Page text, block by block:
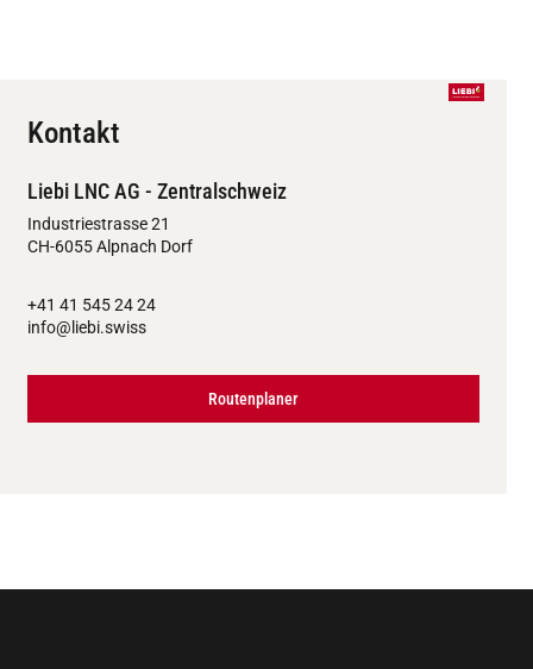
Kontakt
Liebi LNC AG - Zentralschweiz
Industriestrasse 21
CH-6055 Alpnach Dorf
+41 41 545 24 24
info@liebi.swiss
Routenplaner